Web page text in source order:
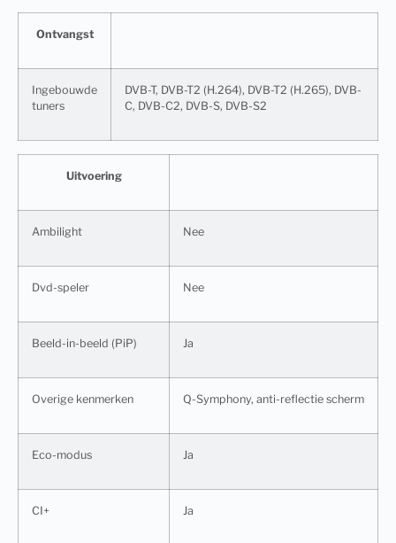
Ontvangst
Ingebouwde
tuners
DVB-T, DVB-T2 (H.264), DVB-T2 (H.265), DVB-
C, DVB-C2, DVB-S, DVB-S2
Uitvoering
Ambilight Nee
Dvd-speler Nee
Beeld-in-beeld (PiP) Ja
Overige kenmerken Q-Symphony, anti-reflectie scherm
Eco-modus Ja
CI+ Ja